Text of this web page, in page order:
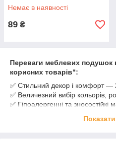
Немає в наявності
89 ₴
Переваги меблевих подушок
корисних товарів":
✅ Стильний декор і комфорт —
✅ Величезний вибір кольорів,
✅ Гіпоалергенні та зносостійкі
✅ Підходять до будь-якого